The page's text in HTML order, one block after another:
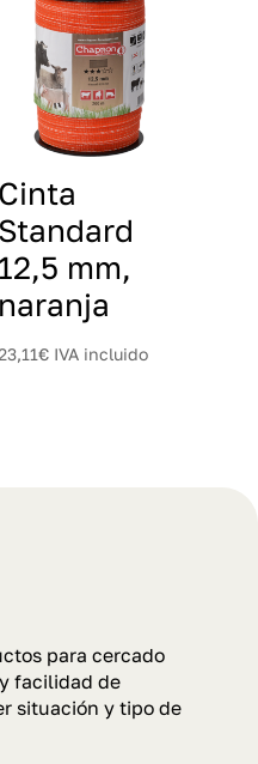
Cinta
Standard
12,5 mm,
naranja
€ IVA incluido
para cercado
facilidad de
situación y tipo de